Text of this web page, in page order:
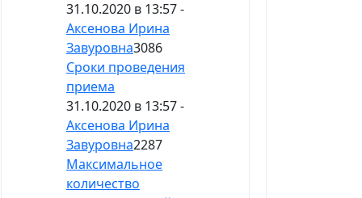
31.10.2020 в 13:57 -
Аксенова Ирина
Завуровна3086
Сроки проведения
приема
31.10.2020 в 13:57 -
Аксенова Ирина
Завуровна2287
Максимальное
количество